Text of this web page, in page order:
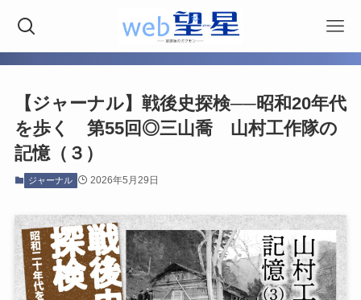
【ジャーナル】戦後史探検──昭和20年代
を歩く 第55回◎三山喬 山村工作隊の
記憶（３）
ジャーナル 2026年5月29日